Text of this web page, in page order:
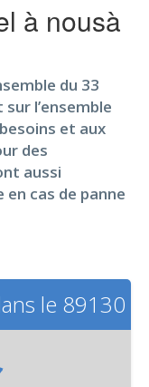
à nousà
du 33
l’ensemble
et aux
des
aussi
cas de panne
le 89130